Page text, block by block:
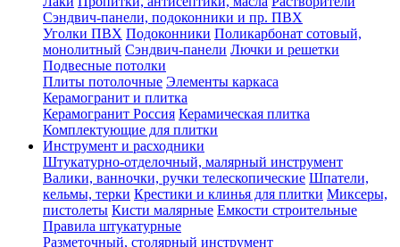
Сэндвич-панели, подоконники и пр. ПВХ
Уголки ПВХ Подоконники Поликарбонат сотовый,
монолитный Сэндвич-панели Лючки и решетки
Подвесные потолки
Плиты потолочные Элементы каркаса
Керамогранит и плитка
Керамогранит Россия Керамическая плитка
Комплектующие для плитки
Инструмент и расходники
Штукатурно-отделочный, малярный инструмент
Валики, ванночки, ручки телескопические Шпатели,
кельмы, терки Крестики и клинья для плитки Миксеры,
пистолеты Кисти малярные Емкости строительные
Правила штукатурные
Разметочный, столярный инструмент